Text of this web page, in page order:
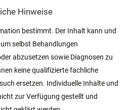
Hinweise
bestimmt. Der Inhalt kann und
selbst Behandlungen
abzusetzen sowie Diagnosen zu
keine qualifizierte fachliche
ersetzen. Individuelle Inhalte und
zur Verfügung gestellt und